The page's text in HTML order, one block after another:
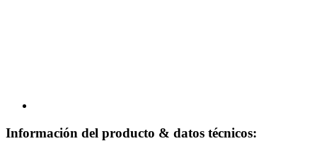
Información del producto & datos técnicos: